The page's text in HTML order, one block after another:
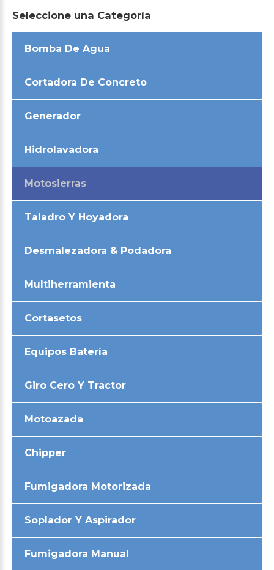
Seleccione una Categoría
Bomba De Agua
Cortadora De Concreto
Generador
Hidrolavadora
Motosierras
Taladro Y Hoyadora
Desmalezadora & Podadora
Multiherramienta
Cortasetos
Equipos Batería
Giro Cero Y Tractor
Motoazada
Chipper
Fumigadora Motorizada
Soplador Y Aspirador
Fumigadora Manual